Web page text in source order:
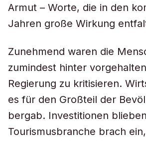
Armut – Worte, die in den
Jahren große Wirkung
Zunehmend waren die
zumindest hinter
Regierung zu kritisieren.
es für den Großteil der
bergab. Investitionen
Tourismusbranche brach